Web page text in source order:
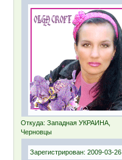
Откуда: Западная УКРАИНА,
Черновцы
Зарегистрирован: 2009-03-26